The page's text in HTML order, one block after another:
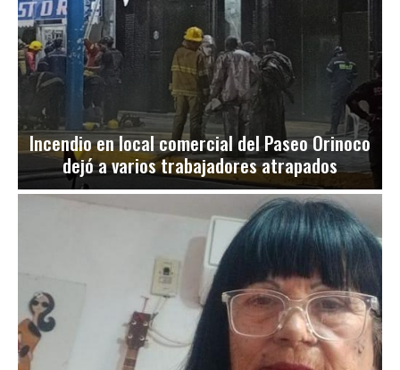
Incendio en local comercial del Paseo Orinoco
dejó a varios trabajadores atrapados